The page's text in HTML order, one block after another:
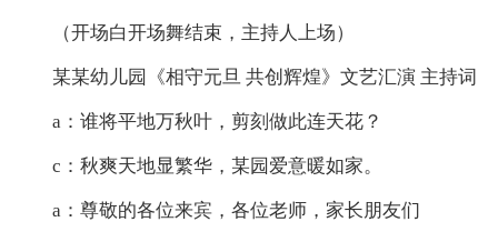
（开场白开场舞结束，主持人上场）
某某幼儿园《相守元旦 共创辉煌》文艺汇演 主持词
a：谁将平地万秋叶，剪刻做此连天花？
c：秋爽天地显繁华，某园爱意暖如家。
a：尊敬的各位来宾，各位老师，家长朋友们